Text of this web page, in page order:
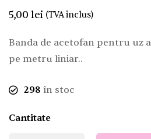
5,00 lei (TVA inclus)
Banda de acetofan pentru uz
pe metru liniar..
298 în stoc
Cantitate